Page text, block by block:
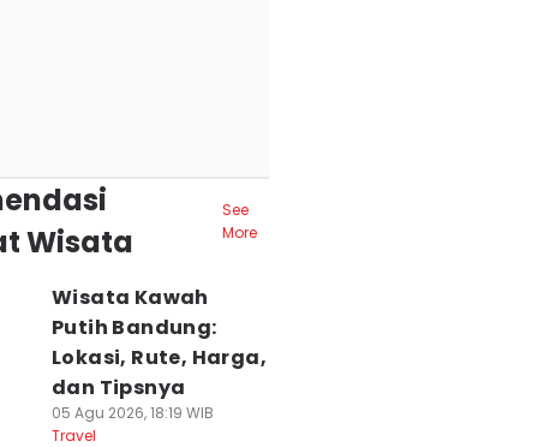
Wisata
See
More
Wisata Kawah
Putih Bandung:
Lokasi, Rute, Harga,
dan Tipsnya
05 Agu 2026, 18:19 WIB
Travel